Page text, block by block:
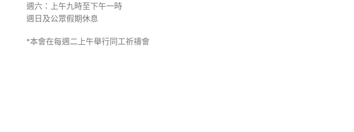
週六：上午九時至下午一時
週日及公眾假期休息
*本會在每週二上午舉行同工祈禱會